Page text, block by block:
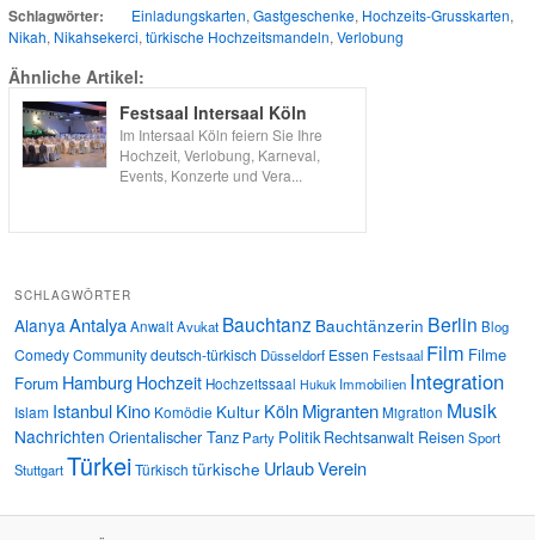
Schlagwörter: Einladungskarten, Gastgeschenke, Hochzeits-Grusskarten,
Nikah, Nikahsekerci, türkische Hochzeitsmandeln, Verlobung
Ähnliche Artikel:
Festsaal Intersaal Köln
Im Intersaal Köln feiern Sie Ihre
Hochzeit, Verlobung, Karneval,
Events, Konzerte und Vera...
SCHLAGWÖRTER
Alanya AntalyaAnwaltAvukat Bauchtanz Bauchtänzerin Berlin Blog
ComedyCommunitydeutsch-türkisch Düsseldorf Essen Festsaal Film Filme
Forum Hamburg Hochzeit Hochzeitssaal Hukuk Immobilien Integration
Islam IstanbulKino Komödie Kultur Köln MigrantenMigration Musik
Nachrichten Orientalischer Tanz Party Politik Rechtsanwalt ReisenSport
StuttgartTürkeiTürkisch türkische UrlaubVerein